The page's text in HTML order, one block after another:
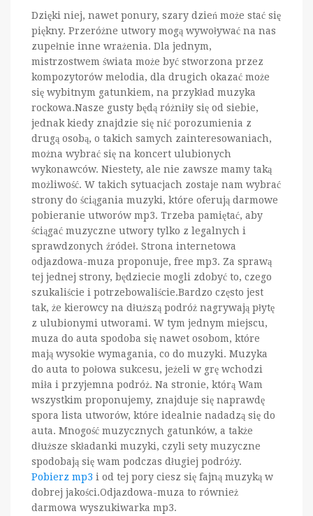
Dzięki niej, nawet ponury, szary dzień może stać się
piękny. Przeróżne utwory mogą wywoływać na nas
zupełnie inne wrażenia. Dla jednym,
mistrzostwem świata może być stworzona przez
kompozytorów melodia, dla drugich okazać może
się wybitnym gatunkiem, na przykład muzyka
rockowa.Nasze gusty będą różniły się od siebie,
jednak kiedy znajdzie się nić porozumienia z
drugą osobą, o takich samych zainteresowaniach,
można wybrać się na koncert ulubionych
wykonawców. Niestety, ale nie zawsze mamy taką
możliwość. W takich sytuacjach zostaje nam wybrać
strony do ściągania muzyki, które oferują darmowe
pobieranie utworów mp3. Trzeba pamiętać, aby
ściągać muzyczne utwory tylko z legalnych i
sprawdzonych źródeł. Strona internetowa
odjazdowa-muza proponuje, free mp3. Za sprawą
tej jednej strony, będziecie mogli zdobyć to, czego
szukaliście i potrzebowaliście.Bardzo często jest
tak, że kierowcy na dłuższą podróż nagrywają płytę
z ulubionymi utworami. W tym jednym miejscu,
muza do auta spodoba się nawet osobom, które
mają wysokie wymagania, co do muzyki. Muzyka
do auta to połowa sukcesu, jeżeli w grę wchodzi
miła i przyjemna podróż. Na stronie, którą Wam
wszystkim proponujemy, znajduje się naprawdę
spora lista utworów, które idealnie nadadzą się do
auta. Mnogość muzycznych gatunków, a także
dłuższe składanki muzyki, czyli sety muzyczne
spodobają się wam podczas długiej podróży.
Pobierz mp3 i od tej pory ciesz się fajną muzyką w
dobrej jakości.Odjazdowa-muza to również
darmowa wyszukiwarka mp3.